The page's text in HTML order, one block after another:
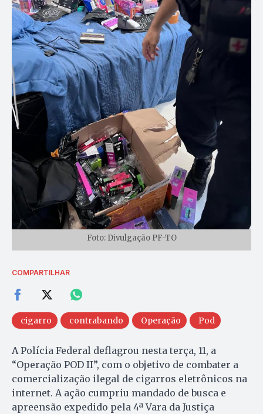
Foto: Divulgação PF-TO
COMPARTILHAR
cigarro contrabando Operação Pod
A Polícia Federal deflagrou nesta terça, 11, a
“Operação POD II”, com o objetivo de combater a
comercialização ilegal de cigarros eletrônicos na
internet. A ação cumpriu mandado de busca e
apreensão expedido pela 4ª Vara da Justiça